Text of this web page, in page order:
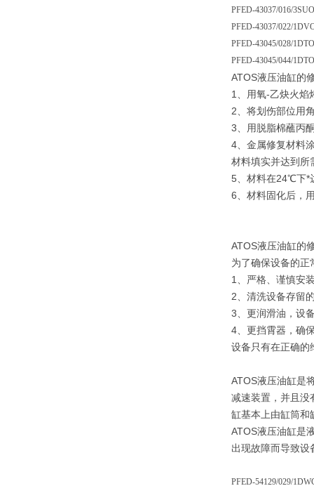
PFED-43037/016/
PFED-43037/022/
PFED-43045/028/
PFED-43045/044/
ATOS液压油缸的
1、用氧-乙炔火焰
2、将划伤部位用
3、用脱脂棉蘸丙
4、金属修复材料
材料填实并达到所
5、材料在24℃下*
6、材料固化后，
ATOS液压油缸的
为了确保设备的正
1、严格、谨慎安
2、清洗设备存留
3、更润滑油，设
4、更挡霄器，确
设备只有在正确的
ATOS液压油缸是
减速装置，并且没
缸基本上由缸筒和
ATOS液压油缸是
出现故障而导致设
PFED-54129/029/